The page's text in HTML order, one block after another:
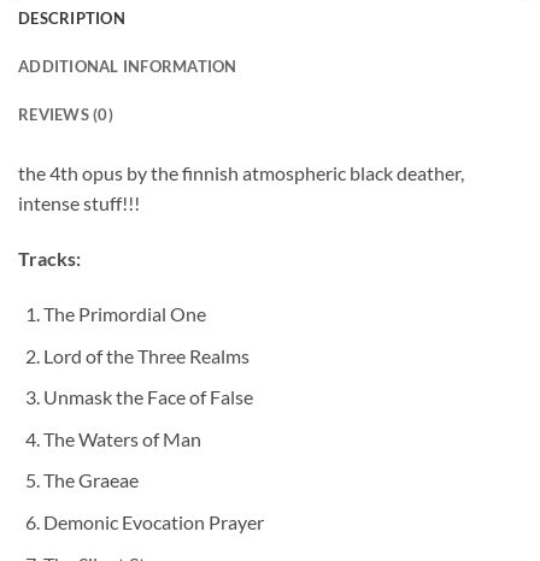
DESCRIPTION
ADDITIONAL INFORMATION
REVIEWS (0)
the 4th opus by the finnish atmospheric black deather,
intense stuff!!!
Tracks:
The Primordial One
Lord of the Three Realms
Unmask the Face of False
The Waters of Man
The Graeae
Demonic Evocation Prayer